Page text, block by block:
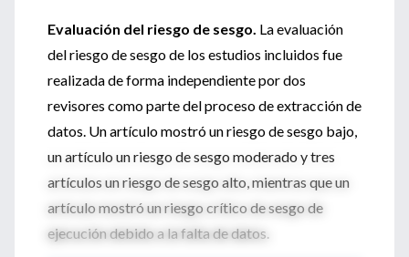
Evaluación del riesgo de sesgo. La evaluación
del riesgo de sesgo de los estudios incluidos fue
realizada de forma independiente por dos
revisores como parte del proceso de extracción de
datos. Un artículo mostró un riesgo de sesgo bajo,
un artículo un riesgo de sesgo moderado y tres
artículos un riesgo de sesgo alto, mientras que un
artículo mostró un riesgo crítico de sesgo de
ejecución debido a la falta de datos.